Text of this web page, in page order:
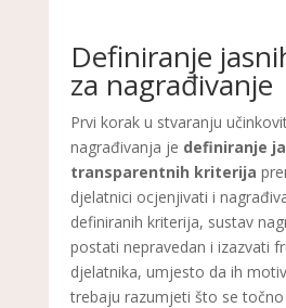
Definiranje
za nagrađivanje
Prvi korak u stvaranju
nagrađivanja je definiranje
transparentnih kriterija
djelatnici ocjenjivati i
definiranih kriterija, sustav
postati nepravedan i izazvati
djelatnika, umjesto da ih
trebaju razumjeti što se